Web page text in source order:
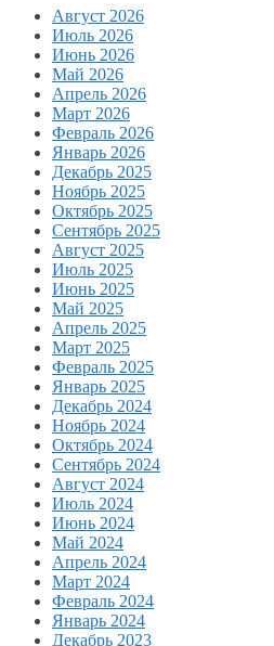
Август 2026
Июль 2026
Июнь 2026
Май 2026
Апрель 2026
Март 2026
Февраль 2026
Январь 2026
Декабрь 2025
Ноябрь 2025
Октябрь 2025
Сентябрь 2025
Август 2025
Июль 2025
Июнь 2025
Май 2025
Апрель 2025
Март 2025
Февраль 2025
Январь 2025
Декабрь 2024
Ноябрь 2024
Октябрь 2024
Сентябрь 2024
Август 2024
Июль 2024
Июнь 2024
Май 2024
Апрель 2024
Март 2024
Февраль 2024
Январь 2024
Декабрь 2023